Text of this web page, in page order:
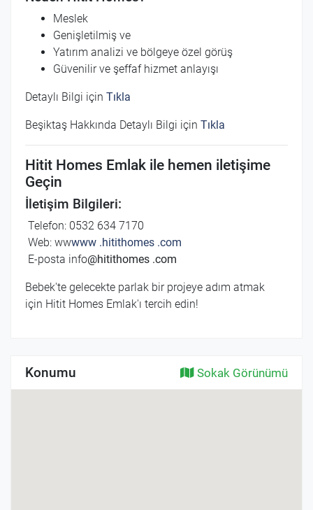
Meslek
Genişletilmiş ve
Yatırım analizi ve bölgeye özel görüş
Güvenilir ve şeffaf hizmet anlayışı
Detaylı Bilgi için Tıkla
Beşiktaş Hakkında Detaylı Bilgi için Tıkla
Hitit Homes Emlak ile hemen iletişime
Geçin
İletişim Bilgileri:
Telefon: 0532 634 7170
Web: wwwww .hitithomes .com
E-posta info@hitithomes .com
Bebek'te gelecekte parlak bir projeye adım atmak
için Hitit Homes Emlak'ı tercih edin!
Konumu Sokak Görünümü